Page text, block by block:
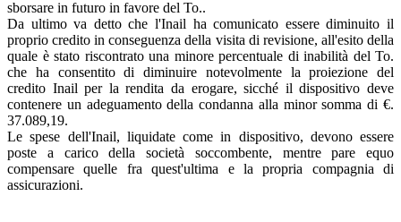
sborsare in futuro in favore del To..
Da ultimo va detto che l'Inail ha comunicato essere diminuito il
proprio credito in conseguenza della visita di revisione, all'esito della
quale è stato riscontrato una minore percentuale di inabilità del To.
che ha consentito di diminuire notevolmente la proiezione del
credito Inail per la rendita da erogare, sicché il dispositivo deve
contenere un adeguamento della condanna alla minor somma di €.
37.089,19.
Le spese dell'Inail, liquidate come in dispositivo, devono essere
poste a carico della società soccombente, mentre pare equo
compensare quelle fra quest'ultima e la propria compagnia di
assicurazioni.